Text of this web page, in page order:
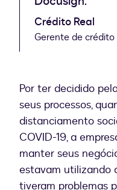
Crédito Real
Gerente de crédito
Por ter decidido
seus processos,
distanciamento
COVID-19, a
manter seus
estavam utilizando
tiveram problemas